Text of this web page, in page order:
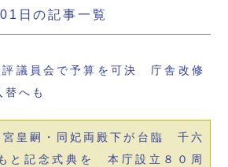
日の記事一覧
評議員会で予算を可決 庁舎改修
替へも
宮皇嗣・同妃両殿下が台臨 千六
と記念式典を 本庁設立８０周